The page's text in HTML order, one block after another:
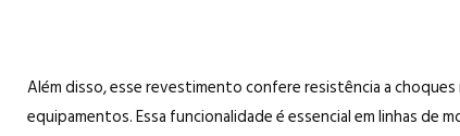
Além disso, esse revestimento confere resistência a
equipamentos. Essa funcionalidade é essencial em linhas de